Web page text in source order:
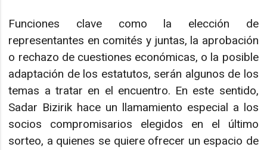
Funciones clave como la elección de
representantes en comités y juntas, la aprobación
o rechazo de cuestiones económicas, o la posible
adaptación de los estatutos, serán algunos de los
temas a tratar en el encuentro. En este sentido,
Sadar Bizirik hace un llamamiento especial a los
socios compromisarios elegidos en el último
sorteo, a quienes se quiere ofrecer un espacio de